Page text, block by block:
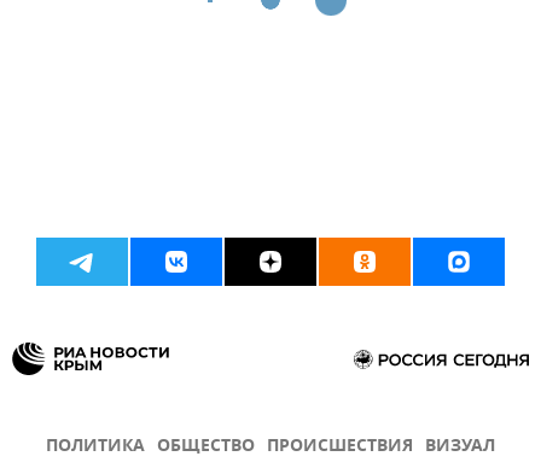
ПОЛИТИКА ОБЩЕСТВО ПРОИСШЕСТВИЯ ВИЗУАЛ